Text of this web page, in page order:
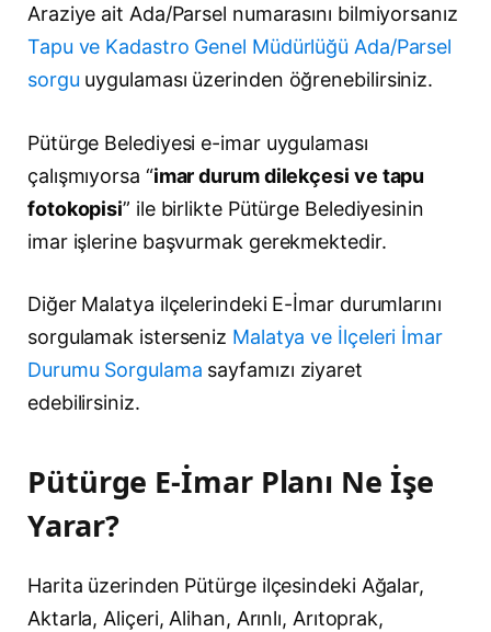
Araziye ait Ada/Parsel numarasını bilmiyorsanız
Tapu ve Kadastro Genel Müdürlüğü Ada/Parsel
sorgu uygulaması üzerinden öğrenebilirsiniz.
Pütürge Belediyesi e-imar uygulaması
çalışmıyorsa “imar durum dilekçesi ve tapu
fotokopisi” ile birlikte Pütürge Belediyesinin
imar işlerine başvurmak gerekmektedir.
Diğer Malatya ilçelerindeki E-İmar durumlarını
sorgulamak isterseniz Malatya ve İlçeleri İmar
Durumu Sorgulama sayfamızı ziyaret
edebilirsiniz.
Pütürge E-İmar Planı Ne İşe
Yarar?
Harita üzerinden Pütürge ilçesindeki Ağalar,
Aktarla, Aliçeri, Alihan, Arınlı, Arıtoprak,